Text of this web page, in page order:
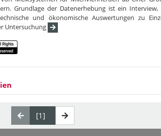
Grundlage der Datenerhebung ist ein
und ökonomische Auswertungen zu
Untersuchung